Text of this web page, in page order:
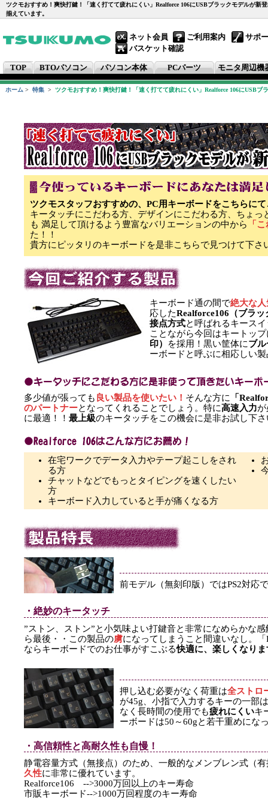
ツクモおすすめ！爽快打鍵！「速く打てて疲れにくい」Realforce 106にUSBブラックモデルが
揃えています。
ネット会員 ご利用案内
サポ
バスケット確認
TOP BTOパソコン パソコン本体 PCパーツ モニタ周辺機
ホーム > 特集 > ツクモおすすめ！爽快打鍵！「速く打てて疲れにくい」Realforce 106にUSBブ
ツクモスタッフおすすめの、PC用キーボードをこちらに
キータッチにこだわる方、デザインにこだわる方、ちょ
も 満足して頂けるよう豊富なバリエーションの中から
「
た！！
貴方にピッタリのキーボードを是非こちらで見つけて下さ
キーボード通の間で絶大な人
応したRealforce106（ブラッ
接点方式と呼ばれるキース
ことながら今回はキートッ
印）
を採用！黒い筐体にブ
ーボードと呼ぶに相応しい
多少値が張っても 良い製品を使いたい！ そんな方に
「
のパートナーとなってくれることでしょう。特に高速入力
に最適！！ 最上級のキータッチをこの機会に是非お試し下さ
在宅ワークでデータ入力やテープ起こしをされ
る方
チャットなどでもっとタイピングを速くしたい
方
キーボード入力していると手が痛くなる方
前モデル（無刻印版）ではPS2対応
・絶妙のキータッチ
”ストン、ストン”と小気味よい打鍵音と非常になめらかな
ら最後・・この製品の虜になってしまうこと間違いなし。「
ならキーボードでのお仕事がすこぶる快適に、楽しくなりま
押し込む必要がなく荷重は全ストロ
が45g、小指で入力するキーの一部
なく長時間の使用でも疲れにくいキ
ーボードは50～60gと若干重めにな
・高信頼性と高耐久性も自慢！
静電容量方式（無接点）のため、一般的なメンブレン式（
久性に非常に優れています。
Realforce106 -->3000万回以上のキー寿命
市販キーボード-->1000万回程度のキー寿命